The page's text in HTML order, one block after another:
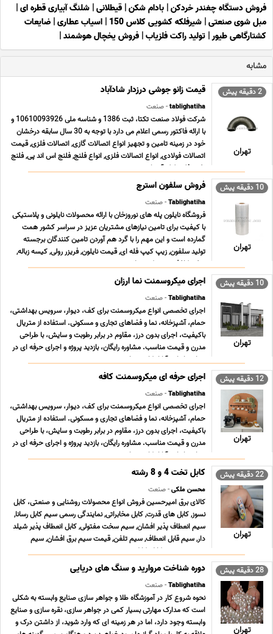
فروش دستگاه چغندر خردکن| بادام شکن| قیطلانی| شلنگ آبیاری قطره ای|
مبل شوی صنعتی| شیرفلکه کشویی کلاس 150 | اسیاب عطاری| ضایعات
کشتارگاهی طیور| تولید راکت فلزیاب| فروش یخچال هوشمند|
مشابه
2 دقیقه پیش
تهران
قیمت زانو جوشی درزدار شادآباد
tablighatiha- صنعت
شرکت فولاد صنعت تکتا، ثبت 1386 و شناسه ملی 10610093926 و
با ارائه فاکتور رسمی اعلام می دارد با توجه به 30 سال سابقه درخشان
خود در زمینه تامین و تجهیز انواع اتصالات گازی, اتصالات فلزی, قیمت
اتصالات فولادی, انواع اتصالات فلزی, انواع فلنج, فلنج اس اند پی, فلنج
نفت, فلنج لوله آب, اتص ... ...
10 دقیقه پیش
تهران
فروش سلفون استرچ
Tablighatiha- صنعت
فروشگاه نایلون پله های نوروزخان با ارائه محصولات نایلونی و پلاستیکی
با کیفیت برای تامین نیازهای مشتریان عزیز در سراسر کشور همت
گمارده است و این مهم را با گرد هم آوردن تامین کنندگان برجسته
تولید سلفون, زیپ کیپ فله ای, قیمت نایلون, فریزر رولی, کیسه زباله,
سفره کاغذی, زیپ کیپ پلاستی ... ...
10 دقیقه پیش
تهران
اجرای میکروسمنت نما ارزان
Tablighatiha- صنعت
اجرای تخصصی انواع میکروسمنت برای کف، دیوار، سرویس بهداشتی،
حمام، آشپزخانه، نما و فضاهای تجاری و مسکونی. استفاده از متریال
باکیفیت، اجرای بدون درز، مقاوم در برابر رطوبت و سایش، با طراحی
مدرن و قیمت مناسب. مشاوره رایگان، بازدید پروژه و اجرای حرفه ای در
سراسر ایران. آیا از کاشی های ... ...
12 دقیقه پیش
تهران
اجرای حرفه ای میکروسمنت کافه
Tablighatiha- صنعت
اجرای تخصصی انواع میکروسمنت برای کف، دیوار، سرویس بهداشتی،
حمام، آشپزخانه، نما و فضاهای تجاری و مسکونی. استفاده از متریال
باکیفیت، اجرای بدون درز، مقاوم در برابر رطوبت و سایش، با طراحی
مدرن و قیمت مناسب. مشاوره رایگان، بازدید پروژه و اجرای حرفه ای در
سراسر ایران. آیا از کاشی های ... ...
22 دقیقه پیش
تهران
کابل تخت 4 و 8 رشته
محسن ملکی- صنعت
کالای برق امیرحسین فروش انواع محصولات روشنایی و صنعتی، کابل
نسوز, کابل های قدرت, کابل مخابراتی, نمایندگی رسمی سیم کابل رسانا,
سیم انعطاف پذیر افشان, سیم سخت مفتولی, کابل انعطاف پذیر شیلد
دار, سیم قابل انعطاف, سیم تلفن, قیمت سیم برق افشان, سیم
صنعتی, سیم و کابل, کابل صنعتی, سیم و ... ...
28 دقیقه پیش
تهران
دوره شناخت مروارید و سنگ های دریایی
Tablighatiha- صنعت
نحوه شروع کار در آموزشگاه طلا و جواهر سازی صنایع وابسته به شکلی
است که مدارک مهارتی بسیار کمی در جواهر سازی، نقره سازی و صنایع
وابسته وجود دارد، اما در هر زمینه ای که وارد شوید، از داشتن درک و